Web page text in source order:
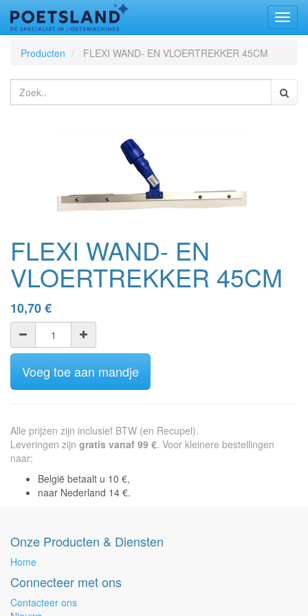
Producten
FLEXI WAND- EN VLOERTREKKER 45CM
FLEXI WAND- EN
VLOERTREKKER 45CM
10,70€
Voeg toe aan mandje
Alle prijzen zijn inclusief BTW (en Recupel).
Leveringen zijn gratis vanaf 99 €. Voor kleinere bestellingen
naar:
België betaalt u 10 €,
naar Nederland 14 €.
Onze Producten & Diensten
Home
Connecteer met ons
Contacteer ons